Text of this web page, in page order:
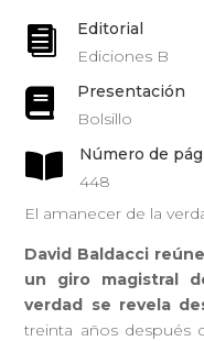

Editorial
Ediciones B

Presentación
Bolsillo

Número de
448
El amanecer de la
David Baldacci
un giro magistral
verdad se revela
treinta años después